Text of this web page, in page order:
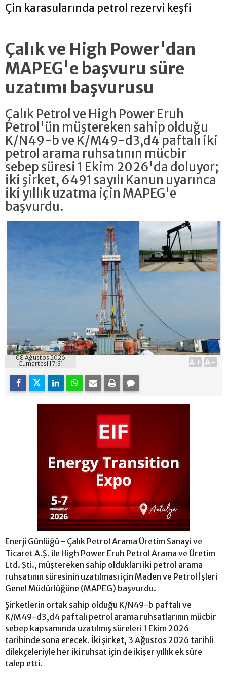
Çin karasularında petrol rezervi keşfi
Çalık ve High Power'dan
MAPEG'e başvuru süre
uzatımı başvurusu
Çalık Petrol ve High Power Eruh
Petrol'ün müştereken sahip olduğu
K/N49-b ve K/M49-d3,d4 paftalı iki
petrol arama ruhsatının mücbir
sebep süresi 1 Ekim 2026'da doluyor;
iki şirket, 6491 sayılı Kanun uyarınca
iki yıllık uzatma için MAPEG'e
başvurdu.
08 Ağustos 2026
Cumartesi 17:31
A+ A-
Enerji Günlüğü - Çalık Petrol Arama Üretim Sanayi ve
Ticaret A.Ş. ile High Power Eruh Petrol Arama ve Üretim
Ltd. Şti., müştereken sahip oldukları iki petrol arama
ruhsatının süresinin uzatılması için Maden ve Petrol İşleri
Genel Müdürlüğüne (MAPEG) başvurdu.
Şirketlerin ortak sahip olduğu K/N49-b paftalı ve
K/M49-d3,d4 paftalı petrol arama ruhsatlarının mücbir
sebep kapsamında uzatılmış süreleri 1 Ekim 2026
tarihinde sona erecek. İki şirket, 3 Ağustos 2026 tarihli
dilekçeleriyle her iki ruhsat için de ikişer yıllık ek süre
talep etti.